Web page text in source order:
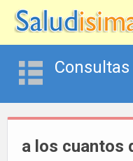
Consultas
a los cuantos